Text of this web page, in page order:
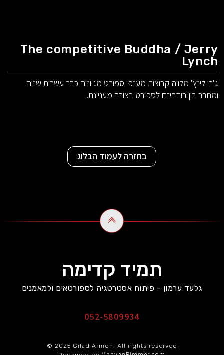
The competitive Buddha / Jerry
Lynch
ג'רי לינץ' מלווה קבוצות מענפי ספורט מגוונים כבר עשרות שנים
ומחבר בין בודהיזם לספורט בצורה מעניינת.
בחזרה לעמוד הבלוג
תמיד קדימה
גלעד ערמון - פיתוח אסטרטגיה לספורטאים ולמאמנים
052-5809934
© 2025 Gilad Armon. All rights reserved